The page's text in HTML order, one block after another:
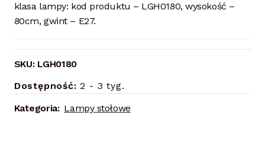
klasa lampy: kod produktu – LGH0180, wysokość –
80cm, gwint – E27.
SKU: LGH0180
Dostępność: 2 - 3 tyg.
Kategoria: Lampy stołowe